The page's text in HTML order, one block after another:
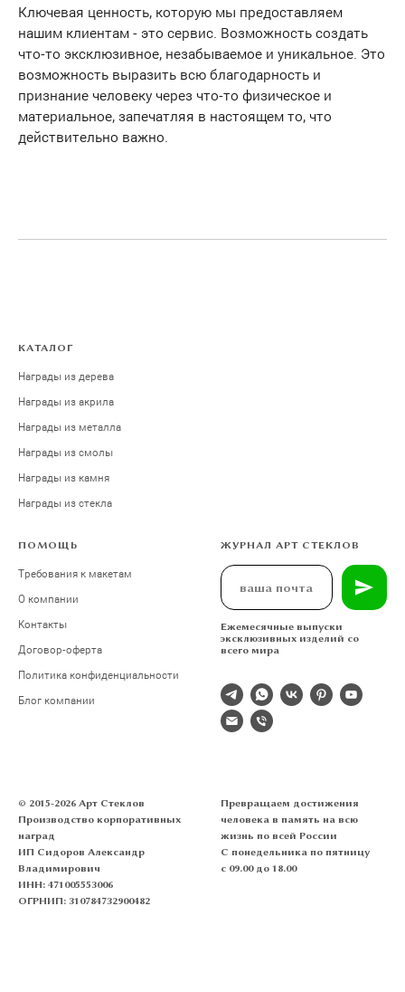
Ключевая ценность, которую мы предоставляем
нашим клиентам - это сервис. Возможность создать
что-то эксклюзивное, незабываемое и уникальное. Это
возможность выразить всю благодарность и
признание человеку через что-то физическое и
материальное, запечатляя в настоящем то, что
действительно важно.
КАТАЛОГ
Награды из дерева
Награды из акрила
Награды из металла
Награды из смолы
Награды из камня
Награды из стекла
ПОМОЩЬ
Требования к макетам
О компании
Контакты
Договор-оферта
Политика конфиденциальности
Блог компании
ЖУРНАЛ АРТ СТЕКЛОВ
Ежемесячные выпуски
эксклюзивных изделий со
всего мира
© 2015-2026 Арт Стеклов
Производство корпоративных
наград
ИП Сидоров Александр
Владимирович
ИНН: 471005553006
ОГРНИП: 310784732900482
Превращаем достижения
человека в память на всю
жизнь по всей России
С понедельника по пятницу
с 09.00 до 18.00